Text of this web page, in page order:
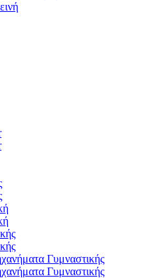
Γυμναστικής
Γυμναστικής